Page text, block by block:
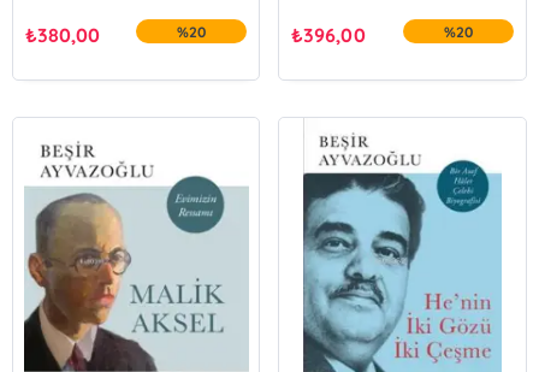
₺380,00 %20 ₺396,00 %20